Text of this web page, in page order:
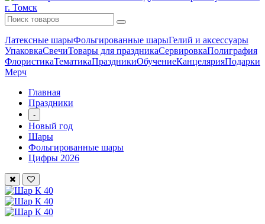
Латексные шарыФольгированные шарыГелий и аксессуары
УпаковкаСвечиТовары для праздникаСервировкаПолиграфия
ФлористикаТематикаПраздникиОбучениеКанцелярияПодарки
Мерч
Главная
Праздники
-
Новый год
Шары
Фольгированные шары
Цифры 2026